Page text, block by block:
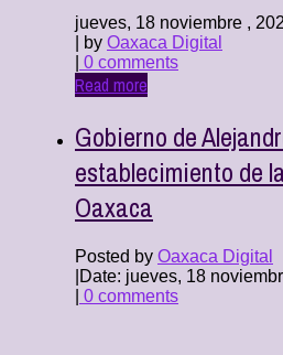
jueves, 18 noviembre ,
| by Oaxaca Digital
0 comments
Read more
Gobierno de
establecimiento de
Oaxaca
Posted by Oaxaca Digital
Date: jueves, 18
0 comments